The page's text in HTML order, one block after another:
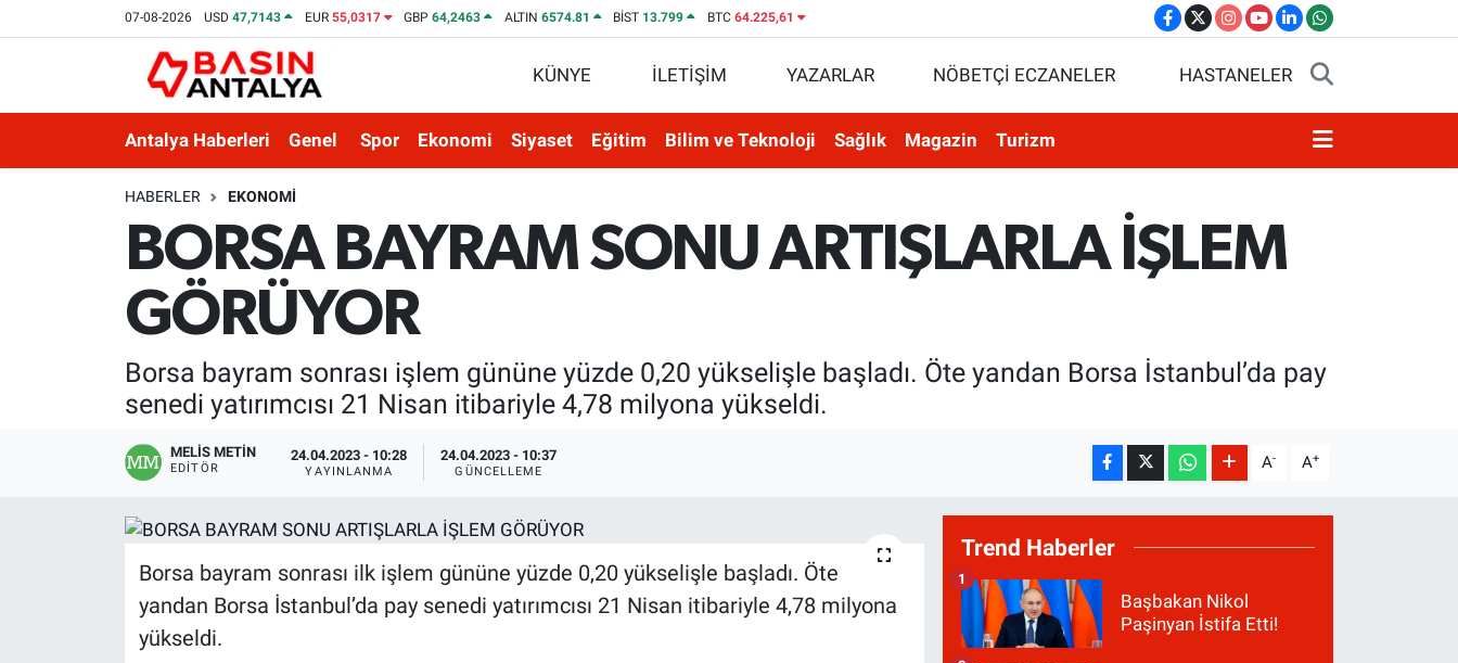
07-08-2026 USD47,7143 EUR 55,0317 GBP64,2463 ALTIN 6574.81 BİST 13.799 BTC 64.225,61
KÜNYE İLETİŞİM YAZARLAR NÖBETÇİ ECZANELER HASTANELER
Antalya Haberleri Genel Spor Ekonomi Siyaset Eğitim Bilim ve Teknoloji Sağlık Magazin Turizm
HABERLER EKONOMI
BORSA BAYRAM SONU ARTIŞLARLA İŞLEM
GÖRÜYOR
Borsa bayram sonrası işlem gününe yüzde 0,20 yükselişle başladı. Öte yandan Borsa İstanbul’da pay
senedi yatırımcısı 21 Nisan itibariyle 4,78 milyona yükseldi.
MELİS METİN
EDITÖR
24.04.2023 - 10:28
YAYINLANMA
24.04.2023 - 10:37
GÜNCELLEME A- A+
Borsa bayram sonrası ilk işlem gününe yüzde 0,20 yükselişle başladı. Öte
yandan Borsa İstanbul’da pay senedi yatırımcısı 21 Nisan itibariyle 4,78 milyona
yükseldi.
Trend Haberler
Başbakan Nikol
Paşinyan İstifa Etti!
1